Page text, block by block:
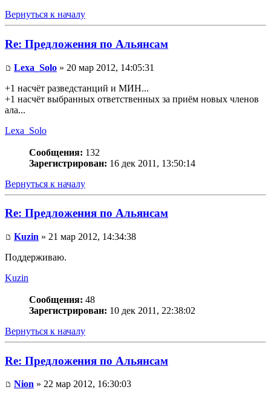
Вернуться к началу
Re: Предложения по Альянсам
Lexa_Solo » 20 мар 2012, 14:05:31
+1 насчёт разведстанций и МИН...
+1 насчёт выбранных ответственных за приём новых членов
ала...
Lexa_Solo
Сообщения: 132
Зарегистрирован: 16 дек 2011, 13:50:14
Вернуться к началу
Re: Предложения по Альянсам
Kuzin » 21 мар 2012, 14:34:38
Поддерживаю.
Kuzin
Сообщения: 48
Зарегистрирован: 10 дек 2011, 22:38:02
Вернуться к началу
Re: Предложения по Альянсам
Nion » 22 мар 2012, 16:30:03